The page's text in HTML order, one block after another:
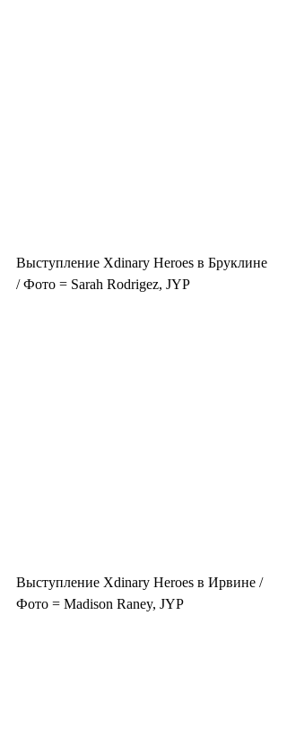
Выступление Xdinary Heroes в Бруклине
/ Фото = Sarah Rodrigez, JYP
Выступление Xdinary Heroes в Ирвине /
Фото = Madison Raney, JYP